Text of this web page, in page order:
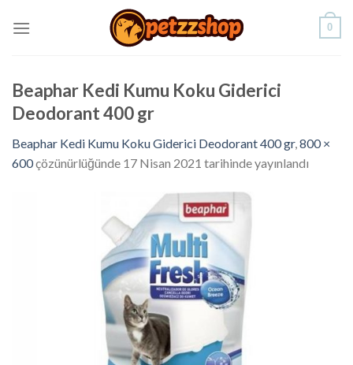
0
Beaphar Kedi Kumu Koku Giderici
Deodorant 400 gr
Beaphar Kedi Kumu Koku Giderici Deodorant 400 gr,800 ×
600çözünürlüğünde 17 Nisan 2021 tarihinde yayınlandı